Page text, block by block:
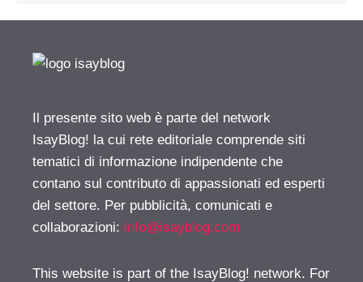
Il presente sito web è parte del network
IsayBlog! la cui rete editoriale comprende siti
tematici di informazione indipendente che
contano sul contributo di appassionati ed esperti
del settore. Per pubblicità, comunicati e
collaborazioni: info@isayblog.com
This website is part of the IsayBlog! network. For